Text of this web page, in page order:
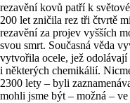
rezavění kovů patří k
200 let zničila rez tři čtvrtě
rezavění za projev vyšších
svou smrt. Současná věda
vytvořila ocele, jež
i některých chemikálií.
2300 lety – byli
mohli jsme být – možná –